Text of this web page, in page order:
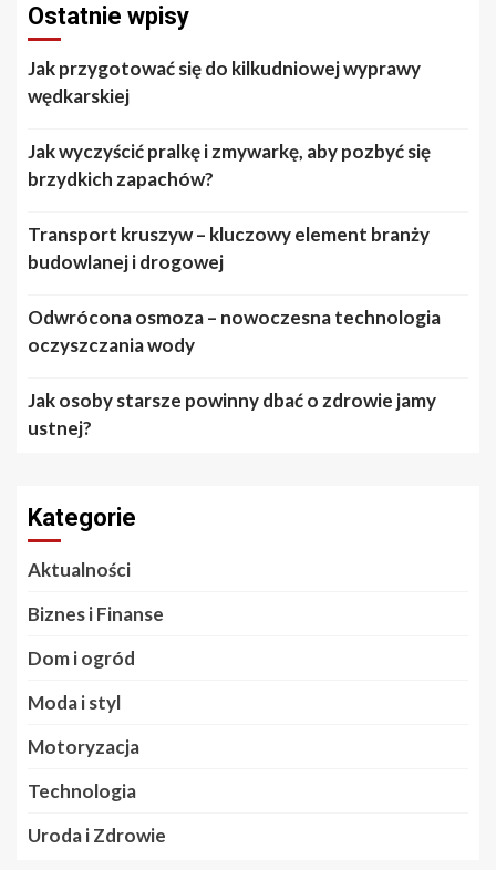
Ostatnie wpisy
Jak przygotować się do kilkudniowej wyprawy
wędkarskiej
Jak wyczyścić pralkę i zmywarkę, aby pozbyć się
brzydkich zapachów?
Transport kruszyw – kluczowy element branży
budowlanej i drogowej
Odwrócona osmoza – nowoczesna technologia
oczyszczania wody
Jak osoby starsze powinny dbać o zdrowie jamy
ustnej?
Kategorie
Aktualności
Biznes i Finanse
Dom i ogród
Moda i styl
Motoryzacja
Technologia
Uroda i Zdrowie